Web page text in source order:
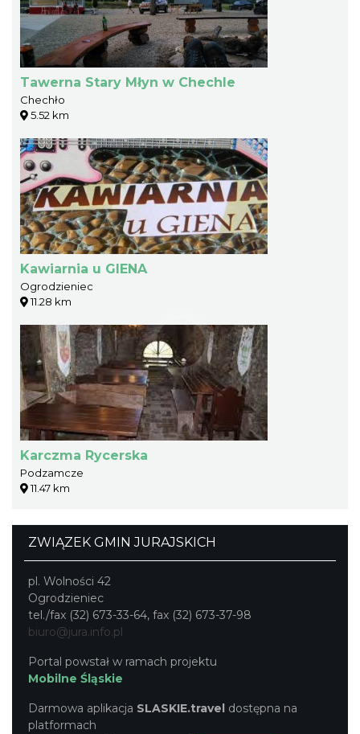
Tawerna Stary Młyn w Chechle
Chechło
5.52 km
Kawiarnia u GIENA
Ogrodzieniec
11.28 km
Karczma Rycerska
Podzamcze
11.47 km
ZWIĄZEK GMIN JURAJSKICH
pl. Wolności 42
Ogrodzieniec
tel./fax (32) 673-33-64, fax (32) 673-37-98
biuro@jura.info.pl
Portal powstał w ramach projektu
Mobilne Śląskie
Darmowa aplikacja SLASKIE.travel dostępna na
platformach